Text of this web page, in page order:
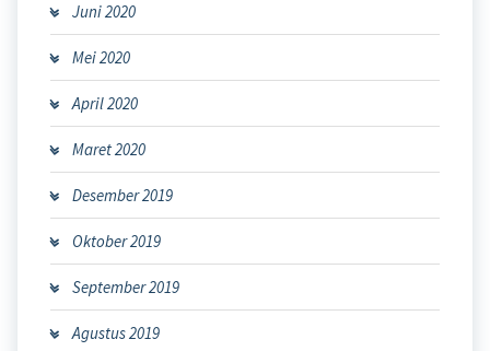
Juni 2020
Mei 2020
April 2020
Maret 2020
Desember 2019
Oktober 2019
September 2019
Agustus 2019